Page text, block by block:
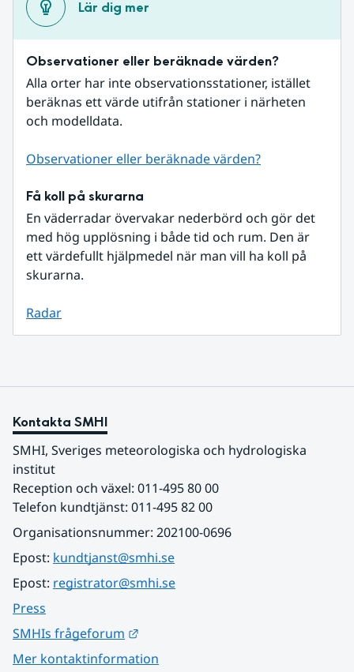
Lär dig mer
Observationer eller beräknade värden?
Alla orter har inte observationsstationer, istället
beräknas ett värde utifrån stationer i närheten
och modelldata.
Observationer eller beräknade värden?
Få koll på skurarna
En väderradar övervakar nederbörd och gör det
med hög upplösning i både tid och rum. Den är
ett värdefullt hjälpmedel när man vill ha koll på
skurarna.
Radar
Kontakta SMHI
SMHI, Sveriges meteorologiska och hydrologiska
institut
Reception och växel: 011-495 80 00
Telefon kundtjänst: 011-495 82 00
Organisationsnummer: 202100-0696
Epost: kundtjanst@smhi.se
Epost: registrator@smhi.se
Press
SMHIs frågeforum
Mer kontaktinformation